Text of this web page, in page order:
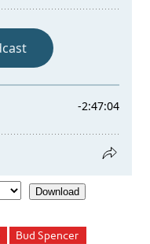
Download
Bud Spencer